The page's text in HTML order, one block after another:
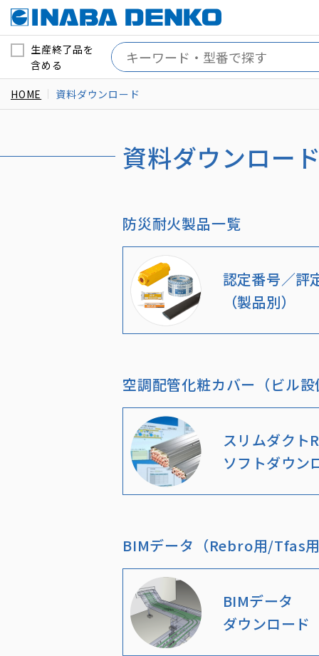
生産終了品を
含める
HOME 資料ダウンロード
資料ダウンロー
防災耐火製品一覧
認定番号／評
（製品別）
空調配管化粧カバー（ビル
スリムダクト
ソフトダウン
BIMデータ（Rebro用/Tfas
BIMデータ
ダウンロード